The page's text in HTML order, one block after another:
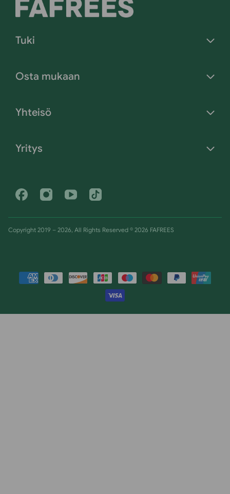
Tuki
Osta mukaan
Yhteisö
Yritys
FacebookInstagramYoutubeTiktok
Copyright 2019 – 2026, All Rights Reserved © 2026 FAFREES
Maksutavat